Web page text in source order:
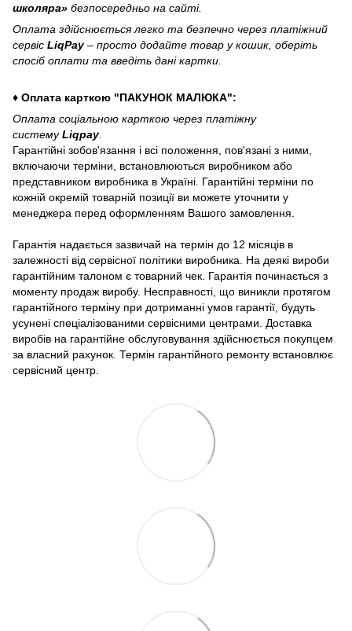
школяра» безпосередньо на сайті.
Оплата здійснюється легко та безпечно через платіжний
сервіс LiqPay– просто додайте товар у кошик, оберіть
спосіб оплати та введіть дані картки.
♦ Оплата карткою "ПАКУНОК МАЛЮКА":
Оплата соціальною карткою через платіжну
системуLiqpay.
Гарантійні зобов'язання і всі положення, пов'язані з ними,
включаючи терміни, встановлюються виробником або
представником виробника в Україні. Гарантійні терміни по
кожній окремій товарній позиції ви можете уточнити у
менеджера перед оформленням Вашого замовлення.
Гарантія надається зазвичай на термін до 12 місяців в
залежності від сервісної політики виробника. На деякі вироби
гарантійним талоном є товарний чек. Гарантія починається з
моменту продаж виробу. Несправності, що виникли протягом
гарантійного терміну при дотриманні умов гарантії, будуть
усунені спеціалізованими сервісними центрами. Доставка
виробів на гарантійне обслуговування здійснюється покупцем
за власний рахунок. Термін гарантійного ремонту встановлює
сервісний центр.